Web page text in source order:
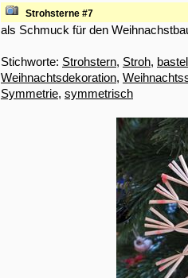
Strohsterne #7
als Schmuck für den
Stichworte: Strohstern, Stroh,
Weihnachtsdekoration,
Symmetrie, symmetrisch